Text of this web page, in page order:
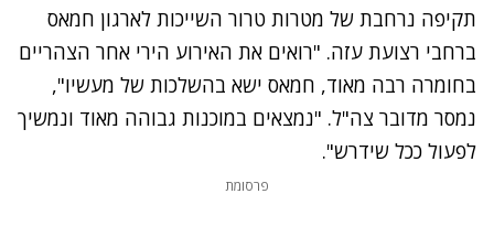
תקיפה נרחבת של מטרות טרור השייכות לארגון חמאס
ברחבי רצועת עזה. "רואים את האירוע הירי אחר הצהריים
בחומרה רבה מאוד, חמאס ישא בהשלכות של מעשיו",
נמסר מדובר צה"ל. "נמצאים במוכנות גבוהה מאוד ונמשיך
לפעול ככל שידרש".
פרסומת